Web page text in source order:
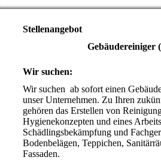
Stellenangebot
Gebäudereiniger
Wir suchen:
Wir suchen  ab sofort einen
unser Unternehmen. Zu Ihren
gehören das Erstellen von
Hygienekonzepten und eines
Schädlingsbekämpfung und
Bodenbelägen, Teppichen,
Fassaden.